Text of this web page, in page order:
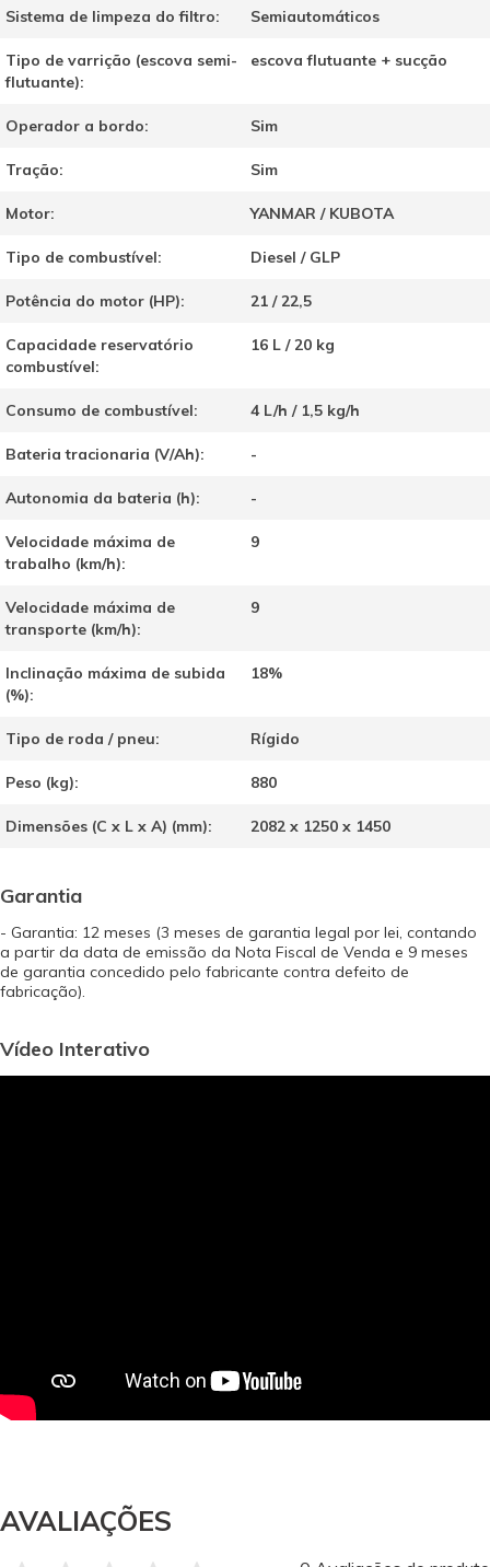
Sistema de limpeza do filtro: Semiautomáticos
Tipo de varrição (escova semi-
flutuante):
escova flutuante + sucção
Operador a bordo: Sim
Tração: Sim
Motor: YANMAR / KUBOTA
Tipo de combustível: Diesel / GLP
Potência do motor (HP): 21 / 22,5
Capacidade reservatório
combustível:
16 L / 20 kg
Consumo de combustível: 4 L/h / 1,5 kg/h
Bateria tracionaria (V/Ah): -
Autonomia da bateria (h): -
Velocidade máxima de
trabalho (km/h):
9
Velocidade máxima de
transporte (km/h):
9
Inclinação máxima de subida
(%):
18%
Tipo de roda / pneu: Rígido
Peso (kg): 880
Dimensões (C x L x A) (mm): 2082 x 1250 x 1450
Garantia
- Garantia: 12 meses (3 meses de garantia legal por lei, contando
a partir da data de emissão da Nota Fiscal de Venda e 9 meses
de garantia concedido pelo fabricante contra defeito de
fabricação).
Vídeo Interativo
AVALIAÇÕES